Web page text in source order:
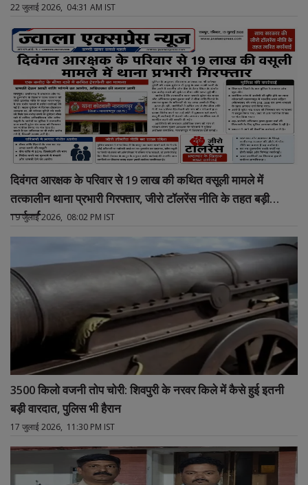
22 जुलाई 2026, 04:31 AM IST
दिवंगत आरक्षक के परिवार से 19 लाख की कथित वसूली मामले में
तत्कालीन थाना प्रभारी गिरफ्तार, जीरो टॉलरेंस नीति के तहत बड़ी
कार्रवाई
19 जुलाई 2026, 08:02 PM IST
3500 किलो वजनी तोप चोरी: शिवपुरी के नरवर किले में कैसे हुई इतनी
बड़ी वारदात, पुलिस भी हैरान
17 जुलाई 2026, 11:30 PM IST